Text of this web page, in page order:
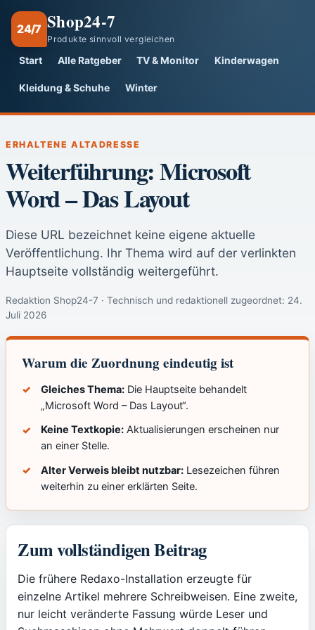
24/7 Shop24-7
Produkte sinnvoll vergleichen
Start Alle Ratgeber TV & Monitor Kinderwagen
Kleidung & Schuhe Winter
ERHALTENE ALTADRESSE
Weiterführung: Microsoft
Word – Das Layout
Diese URL bezeichnet keine eigene aktuelle
Veröffentlichung. Ihr Thema wird auf der verlinkten
Hauptseite vollständig weitergeführt.
Redaktion Shop24-7 · Technisch und redaktionell zugeordnet: 24.
Juli 2026
Warum die Zuordnung eindeutig ist
Gleiches Thema:Die Hauptseite behandelt
„Microsoft Word – Das Layout“.
Keine Textkopie:Aktualisierungen erscheinen nur
an einer Stelle.
Alter Verweis bleibt nutzbar:Lesezeichen führen
weiterhin zu einer erklärten Seite.
Zum vollständigen Beitrag
Die frühere Redaxo-Installation erzeugte für
einzelne Artikel mehrere Schreibweisen. Eine zweite,
nur leicht veränderte Fassung würde Leser und